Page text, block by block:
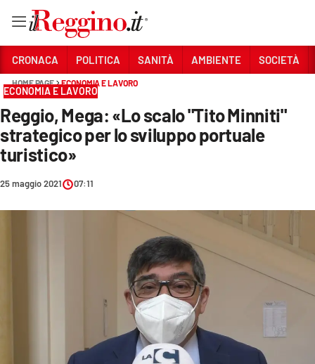
Sezioni
CRONACA
POLITICA
SANITÀ
AMBIENTE
ECONOMIA E LAVORO
CRONACA POLITICA SANITÀ AMBIENTE SOCIETÀ
HOME PAGE ECONOMIA E LAVORO
ECONOMIA E LAVORO
Reggio, Mega: «Lo scalo "Tito Minniti"
strategico per lo sviluppo portuale
turistico»
25 maggio 2021 07:11